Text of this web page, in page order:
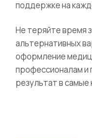
поддержке на
Не теряйте время
альтернативных
оформление
профессионалам и
результат в